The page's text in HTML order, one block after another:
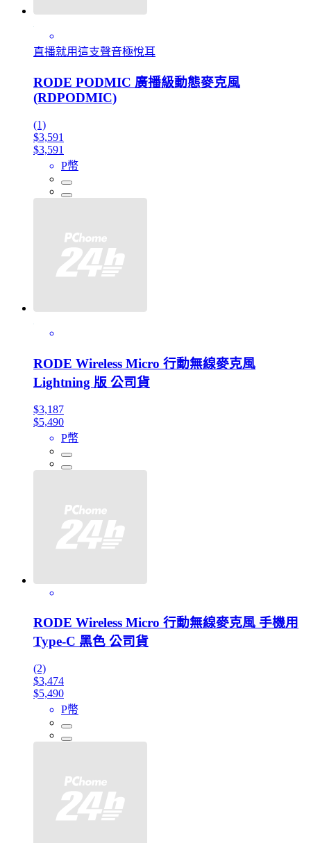
直播就用這支聲音極悅耳
RODE PODMIC 廣播級動態麥克風
(RDPODMIC)
(1)
$3,591
$3,591
P幣
RODE Wireless Micro 行動無線麥克風
Lightning 版 公司貨
$3,187
$5,490
P幣
RODE Wireless Micro 行動無線麥克風 手機用
Type-C 黑色 公司貨
(2)
$3,474
$5,490
P幣